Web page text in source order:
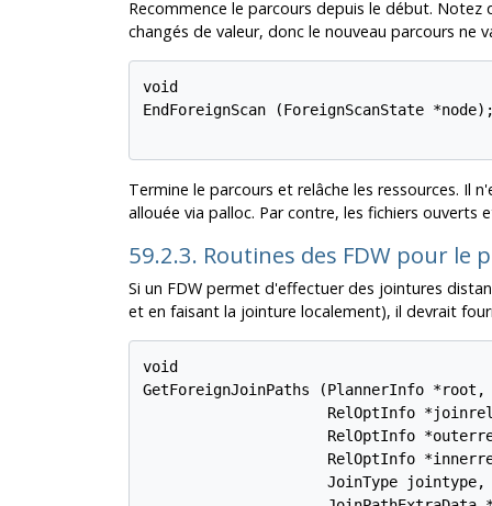
Recommence le parcours depuis le début.
changés de valeur, donc le nouveau parcours ne
void
EndForeignScan (ForeignScanState
Termine le parcours et relâche les ressources. Il
allouée via palloc. Par contre, les fichiers
59.2.3. Routines des FDW pour
Si un FDW permet d'effectuer des jointures
et en faisant la jointure localement), il devrait
void
GetForeignJoinPaths (PlannerInfo *root,
RelOptInfo
RelOptInfo
RelOptInfo
                     JoinType jointype,